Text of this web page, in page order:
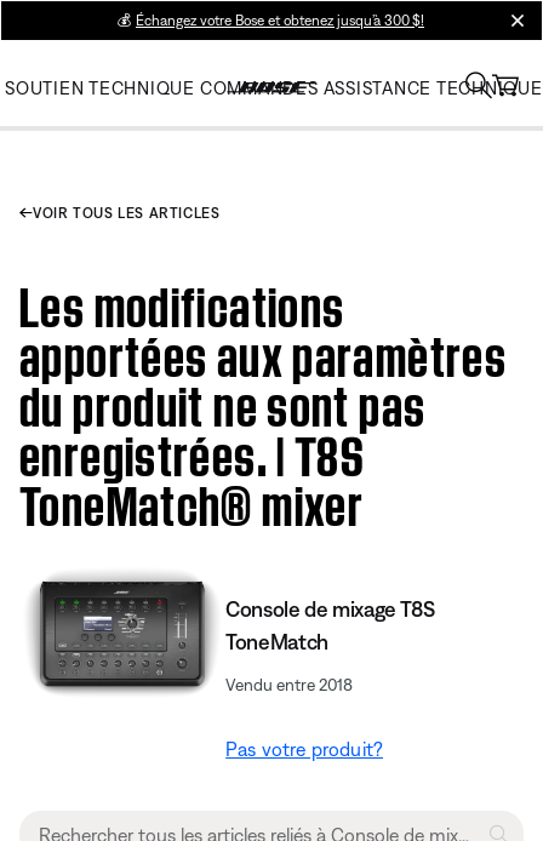
💰 Échangez votre Bose et obtenez jusqu’à 300 $!
SOUTIEN TECHNIQUE COMMANDES ASSISTANCE TECHNIQUE
VOIR TOUS LES ARTICLES
Les modifications
apportées aux paramètres
du produit ne sont pas
enregistrées. | T8S
ToneMatch® mixer
Console de mixage T8S
ToneMatch
Vendu entre 2018
Pas votre produit?